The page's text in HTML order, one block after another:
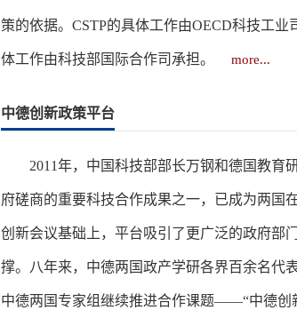
策的依据。CSTP的具体工作由OECD科技工
体工作由科技部国际合作司承担。 more...
中德创新政策平台
2011年，中国科技部部长万钢和德国教育
府磋商的重要科技合作成果之一，已成为两国
创新会议基础上，平台吸引了更广泛的政府部
撑。八年来，中德两国政产学研各界百余名代
中德两国专家组继续推进合作课题——“中德创